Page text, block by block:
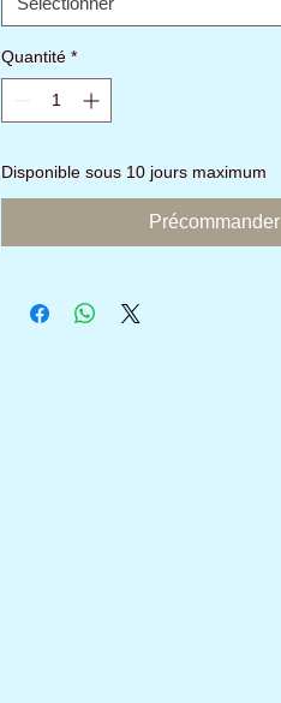
Quantité *
Disponible sous 10 jours maximum
Précommander